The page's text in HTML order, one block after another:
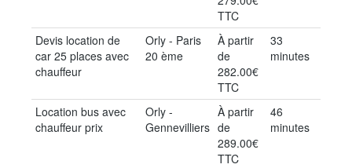
TTC
Devis location de
car 25 places avec
chauffeur
Orly - Paris
20 ème
À partir
de
282.00€
TTC
33
minutes
Location bus avec
chauffeur prix
Orly -
Gennevilliers
À partir
de
289.00€
TTC
46
minutes